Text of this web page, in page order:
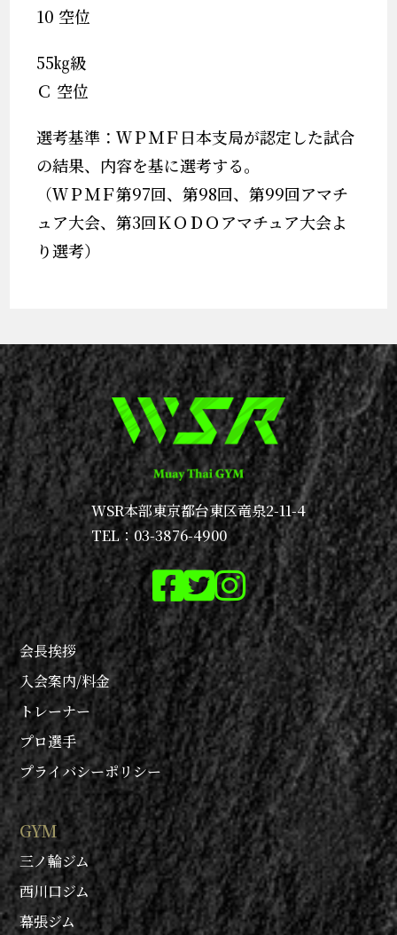
10 空位
55㎏級
Ｃ 空位
選考基準：ＷＰＭＦ日本支局が認定した試合
の結果、内容を基に選考する。
（ＷＰＭＦ第97回、第98回、第99回アマチ
ュア大会、第3回ＫＯＤＯアマチュア大会よ
り選考）
WSR本部東京都台東区竜泉2-11-4
TEL：03-3876-4900
会長挨拶
入会案内/料金
トレーナー
プロ選手
プライバシーポリシー
GYM
三ノ輪ジム
西川口ジム
幕張ジム